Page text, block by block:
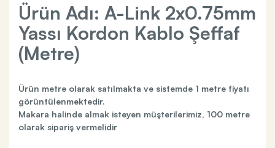
Ürün Adı: A-Link 2x0.75mm
Yassı Kordon Kablo Şeffaf
(Metre)
Ürün metre olarak satılmakta ve sistemde 1 metre fiyatı
görüntülenmektedir.
Makara halinde almak isteyen müşterilerimiz, 100 metre
olarak sipariş vermelidir